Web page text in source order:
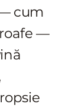
cum
—